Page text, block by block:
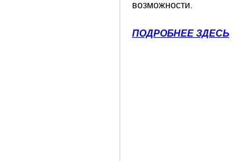
возможности.
ПОДРОБНЕЕ ЗДЕСЬ